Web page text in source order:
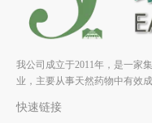
我公司成立于2011年，是一家
业，主要从事天然药物中有效
快速链接